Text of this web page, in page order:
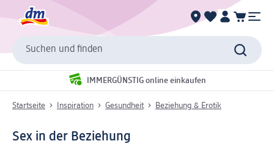
Suchen und finden
IMMERGÜNSTIG online einkaufen
Startseite Inspiration Gesundheit Beziehung & Erotik
Sex in der Beziehung